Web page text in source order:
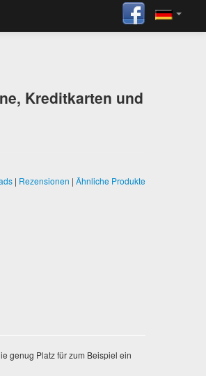
Kreditkarten und
| Rezensionen | Ähnliche Produkte
genug Platz für zum Beispiel ein